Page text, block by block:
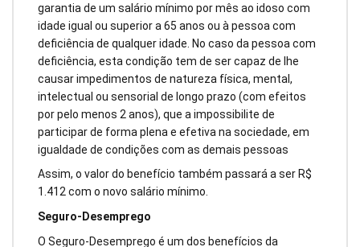
garantia de um salário mínimo por mês ao idoso com
idade igual ou superior a 65 anos ou à pessoa com
deficiência de qualquer idade. No caso da pessoa com
deficiência, esta condição tem de ser capaz de lhe
causar impedimentos de natureza física, mental,
intelectual ou sensorial de longo prazo (com efeitos
por pelo menos 2 anos), que a impossibilite de
participar de forma plena e efetiva na sociedade, em
igualdade de condições com as demais pessoas
Assim, o valor do benefício também passará a ser R$
1.412 com o novo salário mínimo.
Seguro-Desemprego
O Seguro-Desemprego é um dos benefícios da